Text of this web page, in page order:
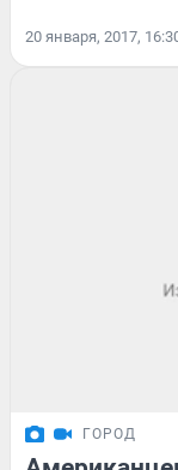
20 января, 2017,
ГОРОД